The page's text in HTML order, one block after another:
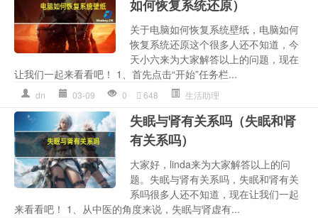
如何恢复系统还原）
关于电脑如何恢复系统壁纸，电脑如何
恢复系统还原这个很多人还不知道，今
天小六来为大家解答以上的问题，现在
让我们一起来看看吧！ 1、首先点击“开始”任务栏...
dn 03-09 0 648 生活助理
失眠与肾有关系吗（失眠和肾
有关系吗）
大家好，linda来为大家解答以上的问
题。失眠与肾有关系吗，失眠和肾有关
系吗很多人还不知道，现在让我们一起
来看看吧！ 1、从中医的角度来说，失眠与肾虚有...